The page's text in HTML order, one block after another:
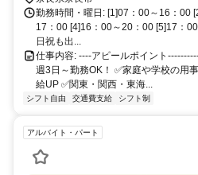
勤務時間・曜日: [1]07：00～16：00
17：00 [4]16：00～20：00 [5]17：
日祝も出...
仕事内容: ----アピールポイント
週3日～勤務OK！ ✅️家庭や学校の用
給UP ✅️関東・関西・東海...
シフト自由 交通費支給 シフト制
アルバイト・パート